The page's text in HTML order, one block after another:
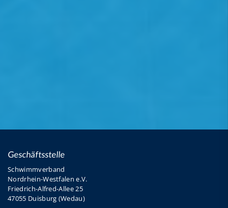
Geschäftsstelle
Schwimmverband
Nordrhein-Westfalen e.V.
Friedrich-Alfred-Allee 25
47055 Duisburg (Wedau)